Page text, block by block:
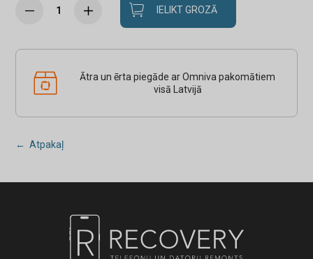
IELIKT GROZĀ
Ātra un ērta piegāde ar Omniva pakomātiem
visā Latvijā
← Atpakaļ